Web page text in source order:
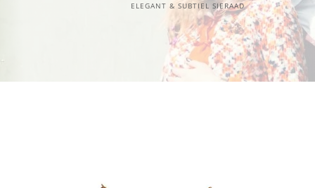
ELEGANT & SUBTIEL SIERAAD